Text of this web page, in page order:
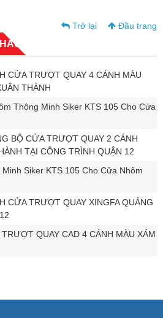
Trở lại Đầu trang
CỬA TRƯỢT QUAY 4 CÁNH MÀU
THÀNH
Thông Minh Siker KTS 105 Cho Cửa
BỘ CỬA TRƯỢT QUAY 2 CÁNH
TẠI CÔNG TRÌNH QUẬN 12
Siker KTS 105 Cho Cửa Nhôm
CỬA TRƯỢT QUAY XINGFA QUẢNG
QUAY CAD 4 CÁNH MÀU XÁM